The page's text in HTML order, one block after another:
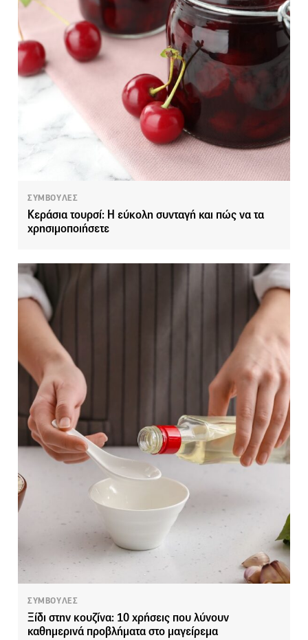
ΣΥΜΒΟΥΛΕΣ
Κεράσια τουρσί: Η εύκολη συνταγή και πώς να τα
χρησιμοποιήσετε
ΣΥΜΒΟΥΛΕΣ
Ξίδι στην κουζίνα: 10 χρήσεις που λύνουν
καθημερινά προβλήματα στο μαγείρεμα